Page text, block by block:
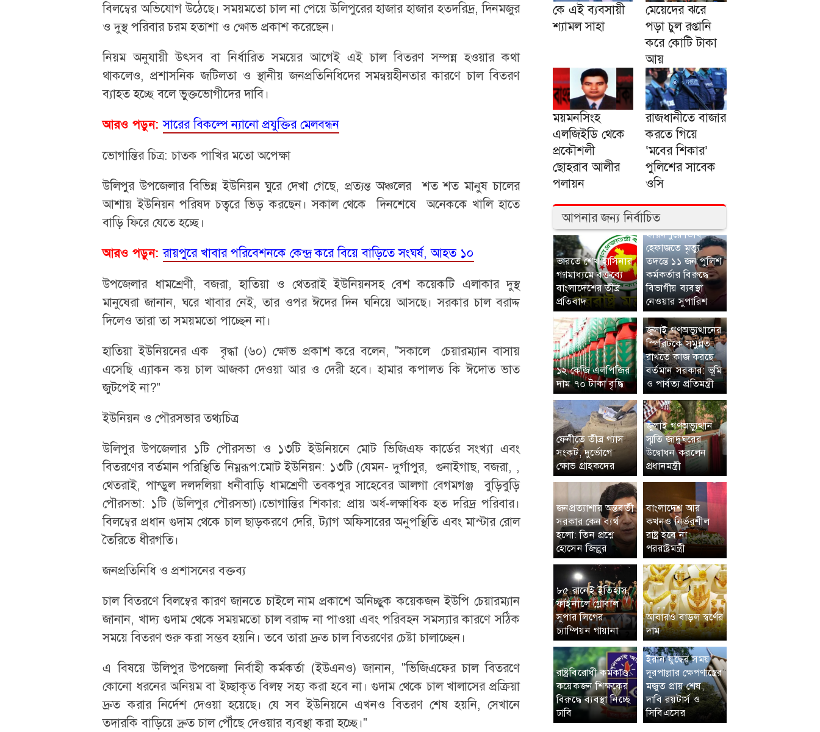
বিলম্বের অভিযোগ উঠেছে। সময়মতো চাল না পেয়ে উলিপুরের হাজার হাজার হতদরিদ্র, দিনমজুর
ও দুস্থ পরিবার চরম হতাশা ও ক্ষোভ প্রকাশ করেছেন।
​নিয়ম অনুযায়ী উৎসব বা নির্ধারিত সময়ের আগেই এই চাল বিতরণ সম্পন্ন হওয়ার কথা
থাকলেও, প্রশাসনিক জটিলতা ও স্থানীয় জনপ্রতিনিধিদের সমন্বয়হীনতার কারণে চাল বিতরণ
ব্যাহত হচ্ছে বলে ভুক্তভোগীদের দাবি।
আরও পড়ুন: সারের বিকল্পে ন্যানো প্রযুক্তির মেলবন্ধন
​ভোগান্তির চিত্র: চাতক পাখির মতো অপেক্ষা
​উলিপুর উপজেলার বিভিন্ন ইউনিয়ন ঘুরে দেখা গেছে, প্রত্যন্ত অঞ্চলের শত শত মানুষ চালের
আশায় ইউনিয়ন পরিষদ চত্বরে ভিড় করছেন। সকাল থেকে দিনশেষে অনেককে খালি হাতে
বাড়ি ফিরে যেতে হচ্ছে।
আরও পড়ুন: রায়পুরে খাবার পরিবেশনকে কেন্দ্র করে বিয়ে বাড়িতে সংঘর্ষ, আহত ১০
​উপজেলার ধামশ্রেণী, বজরা, হাতিয়া ও থেতরাই ইউনিয়নসহ বেশ কয়েকটি এলাকার দুস্থ
মানুষেরা জানান, ঘরে খাবার নেই, তার ওপর ঈদের দিন ঘনিয়ে আসছে। সরকার চাল বরাদ্দ
দিলেও তারা তা সময়মতো পাচ্ছেন না।
​হাতিয়া ইউনিয়নের এক বৃদ্ধা (৬০) ক্ষোভ প্রকাশ করে বলেন, "সকালে চেয়ারম্যান বাসায়
এসেছি এ্যাকন কয় চাল আজকা দেওয়া আর ও দেরী হবে। হামার কপালত কি ঈদোত ভাত
জুটপেই না?"
​ইউনিয়ন ও পৌরসভার তথ্যচিত্র
​উলিপুর উপজেলার ১টি পৌরসভা ও ১৩টি ইউনিয়নে মোট ভিজিএফ কার্ডের সংখ্যা এবং
বিতরণের বর্তমান পরিস্থিতি নিম্নরূপ:​মোট ইউনিয়ন: ১৩টি (যেমন- দুর্গাপুর, গুনাইগাছ, বজরা, ,
থেতরাই, পান্ডুল দলদলিয়া ধনীবাড়ি ধামশ্রেণী তবকপুর সাহেবের আলগা বেগমগঞ্জ বুড়িবুড়ি​
পৌরসভা: ১টি (উলিপুর পৌরসভা)।​ভোগান্তির শিকার: প্রায় অর্ধ-লক্ষাধিক হত দরিদ্র পরিবার।​
বিলম্বের প্রধান গুদাম থেকে চাল ছাড়করণে দেরি, ট্যাগ অফিসারের অনুপস্থিতি এবং মাস্টার রোল
তৈরিতে ধীরগতি।
​জনপ্রতিনিধি ও প্রশাসনের বক্তব্য
​চাল বিতরণে বিলম্বের কারণ জানতে চাইলে নাম প্রকাশে অনিচ্ছুক কয়েকজন ইউপি চেয়ারম্যান
জানান, খাদ্য গুদাম থেকে সময়মতো চাল বরাদ্দ না পাওয়া এবং পরিবহন সমস্যার কারণে সঠিক
সময়ে বিতরণ শুরু করা সম্ভব হয়নি। তবে তারা দ্রুত চাল বিতরণের চেষ্টা চালাচ্ছেন।
​এ বিষয়ে উলিপুর উপজেলা নির্বাহী কর্মকর্তা (ইউএনও) জানান, "ভিজিএফের চাল বিতরণে
কোনো ধরনের অনিয়ম বা ইচ্ছাকৃত বিলম্ব সহ্য করা হবে না। গুদাম থেকে চাল খালাসের প্রক্রিয়া
দ্রুত করার নির্দেশ দেওয়া হয়েছে। যে সব ইউনিয়নে এখনও বিতরণ শেষ হয়নি, সেখানে
তদারকি বাড়িয়ে দ্রুত চাল পৌঁছে দেওয়ার ব্যবস্থা করা হচ্ছে।"
কে এই ব্যবসায়ী
শ্যামল সাহা
মেয়েদের ঝরে
পড়া চুল রপ্তানি
করে কোটি টাকা
আয়
ময়মনসিংহ
এলজিইডি থেকে
প্রকৌশলী
ছোহরাব আলীর
পলায়ন
রাজধানীতে বাজার
করতে গিয়ে
‘মবের শিকার’
পুলিশের সাবেক
ওসি
আপনার জন্য নির্বাচিত
ভারতে শেখ হাসিনার
গণমাধ্যমে বক্তব্যে
বাংলাদেশের তীব্র
প্রতিবাদ
ফরিদপুরে ডিবি
হেফাজতে মৃত্যু:
তদন্তে ১১ জন পুলিশ
কর্মকর্তার বিরুদ্ধে
বিভাগীয় ব্যবস্থা
নেওয়ার সুপারিশ
১২ কেজি এলপিজির
দাম ৭০ টাকা বৃদ্ধি
জুলাই গণঅভ্যুত্থানের
স্পিরিটকে সমুন্নত
রাখতে কাজ করছে
বর্তমান সরকার: ভূমি
ও পার্বত্য প্রতিমন্ত্রী
ফেনীতে তীব্র গ্যাস
সংকট, দুর্ভোগে
ক্ষোভ গ্রাহকদের
জুলাই গণঅভ্যুত্থান
স্মৃতি জাদুঘরের
উদ্বোধন করলেন
প্রধানমন্ত্রী
জনপ্রত্যাশার অন্তবর্তী
সরকার কেন ব্যর্থ
হলো: তিন প্রশ্নে
হোসেন জিল্লুর
বাংলাদেশ আর
কখনও নির্ভরশীল
রাষ্ট্র হবে না:
পররাষ্ট্রমন্ত্রী
৮৫ রানেই ইতিহাস,
ফাইনালে গ্লোবাল
সুপার লিগের
চ্যাম্পিয়ন গায়ানা
আবারও বাড়ল স্বর্ণের
দাম
রাষ্ট্রবিরোধী কর্মকাণ্ড:
কয়েকজন শিক্ষকের
বিরুদ্ধে ব্যবস্থা নিচ্ছে
ঢাবি
ইরান যুদ্ধের সময়
দূরপাল্লার ক্ষেপণাস্ত্রের
মজুত প্রায় শেষ,
দাবি রয়টার্স ও
সিবিএসের